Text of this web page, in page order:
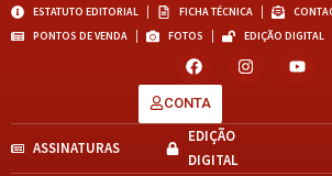
ESTATUTO EDITORIAL FICHA TÉCNICA
PONTOS DE VENDA
FOTOS EDIÇÃO DIGITAL
CONTA
ASSINATURAS
EDIÇÃO
DIGITAL